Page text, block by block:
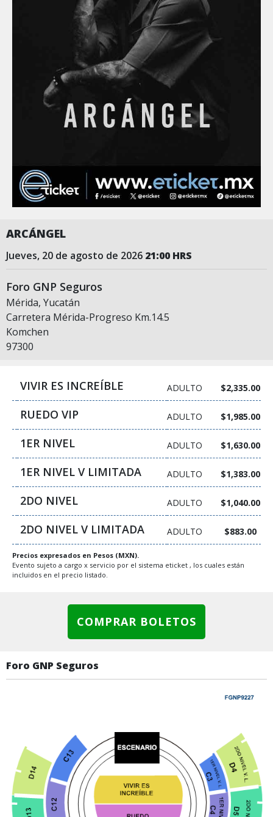
ARCÁNGEL
jueves, 20 de agosto de 2026 21:00 HRS
Foro GNP Seguros
Mérida, Yucatán
Carretera Mérida-Progreso Km.14.5
Komchen
97300
VIVIR ES INCREÍBLE ADULTO $2,335.00
RUEDO VIP ADULTO $1,985.00
1ER NIVEL ADULTO $1,630.00
1ER NIVEL V LIMITADA ADULTO $1,383.00
2DO NIVEL ADULTO $1,040.00
2DO NIVEL V LIMITADA ADULTO $883.00
Precios expresados en Pesos (MXN).
Evento sujeto a cargo x servicio por el sistema eticket , los cuales están
incluidos en el precio listado.
COMPRAR BOLETOS
Foro GNP Seguros